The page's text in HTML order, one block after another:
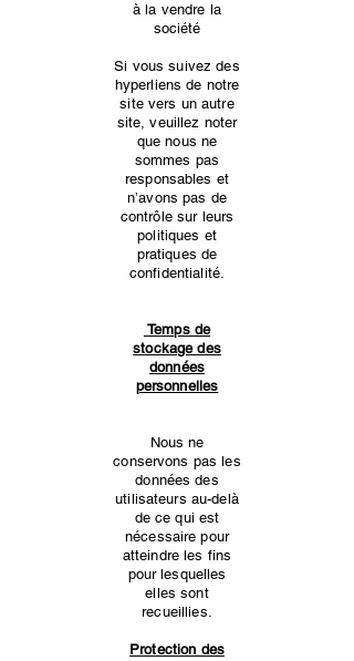
à la vendre la
société
Si vous suivez des
hyperliens de notre
site vers un autre
site, veuillez noter
que nous ne
sommes pas
responsables et
n’avons pas de
contrôle sur leurs
politiques et
pratiques de
confidentialité.
Temps de
stockage des
données
personnelles
Nous ne
conservons pas les
données des
utilisateurs au-delà
de ce qui est
nécessaire pour
atteindre les fins
pour lesquelles
elles sont
recueillies.
Protection des